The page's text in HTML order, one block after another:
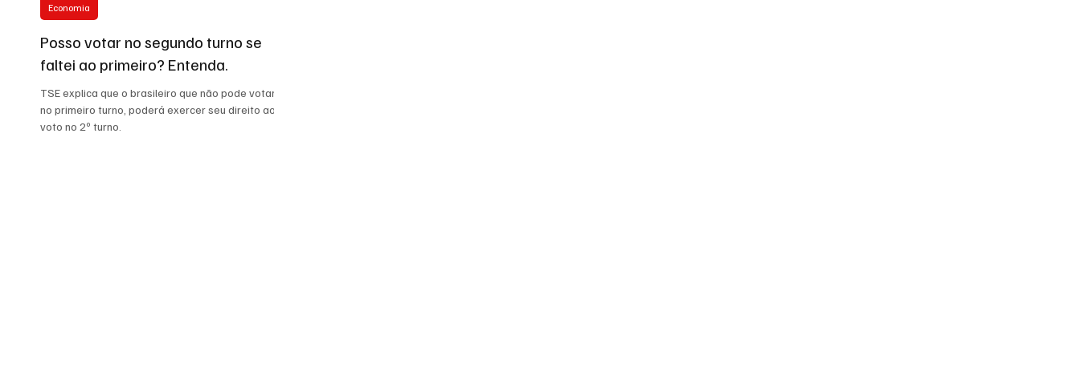
Posso votar no segundo turno se
faltei ao primeiro? Entenda.
TSE explica que o brasileiro que não pode votar
no primeiro turno, poderá exercer seu direito ao
voto no 2º turno.
Economia